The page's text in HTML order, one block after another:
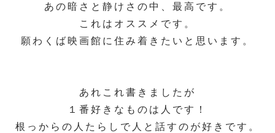
あの暗さと静けさの中、最高です。
これはオススメです。
願わくば映画館に住み着きたいと思います。
あれこれ書きましたが
１番好きなものは人です！
根っからの人たらしで人と話すのが好きです。